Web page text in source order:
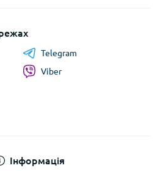
Інформація
Telegram
Viber